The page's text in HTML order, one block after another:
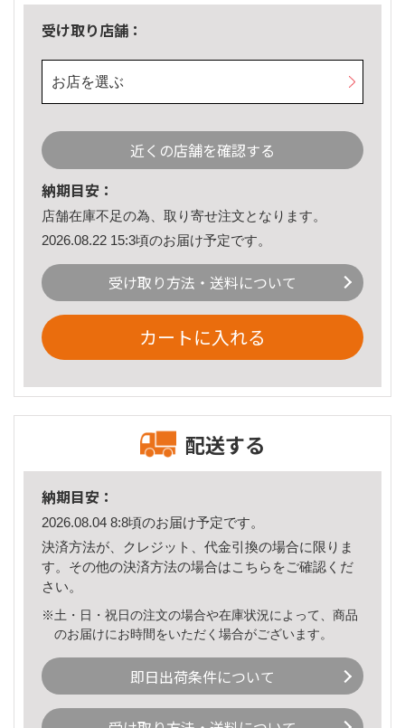
受け取り店舗：
お店を選ぶ
近くの店舗を確認する
納期目安：
店舗在庫不足の為、取り寄せ注文となります。
2026.08.22 15:3頃のお届け予定です。
受け取り方法・送料について
カートに入れる
配送する
納期目安：
2026.08.04 8:8頃のお届け予定です。
決済方法が、クレジット、代金引換の場合に限りま
す。その他の決済方法の場合はこちら をご確認くだ
さい。
※土・日・祝日の注文の場合や在庫状況によって、商品
のお届けにお時間をいただく場合がございます。
即日出荷条件について